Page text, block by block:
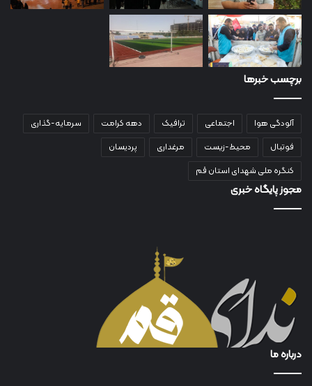
برچسب خبرها
آلودگی هوا اجتماعی ترافیک دهه کرامت
سرمایه-گذاری
فوتبال
محیط-زیست مرغداری
پردیسان
کنگره ملی شهدای استان قم
مجوز پایگاه خبری
درباره ما